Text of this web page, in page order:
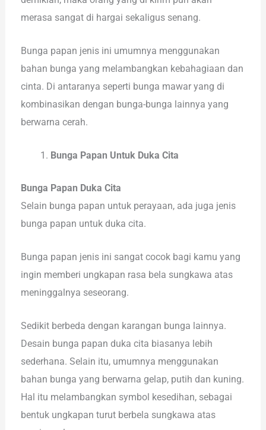
merasa sangat di hargai sekaligus senang.
Bunga papan jenis ini umumnya menggunakan
bahan bunga yang melambangkan kebahagiaan dan
cinta. Di antaranya seperti bunga mawar yang di
kombinasikan dengan bunga-bunga lainnya yang
berwarna cerah.
Bunga Papan Untuk Duka Cita
Bunga Papan Duka Cita
Selain bunga papan untuk perayaan, ada juga jenis
bunga papan untuk duka cita.
Bunga papan jenis ini sangat cocok bagi kamu yang
ingin memberi ungkapan rasa bela sungkawa atas
meninggalnya seseorang.
Sedikit berbeda dengan karangan bunga lainnya.
Desain bunga papan duka cita biasanya lebih
sederhana. Selain itu, umumnya menggunakan
bahan bunga yang berwarna gelap, putih dan kuning.
Hal itu melambangkan symbol kesedihan, sebagai
bentuk ungkapan turut berbela sungkawa atas